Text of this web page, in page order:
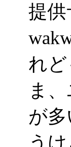
提
れど
ま
が
うけ